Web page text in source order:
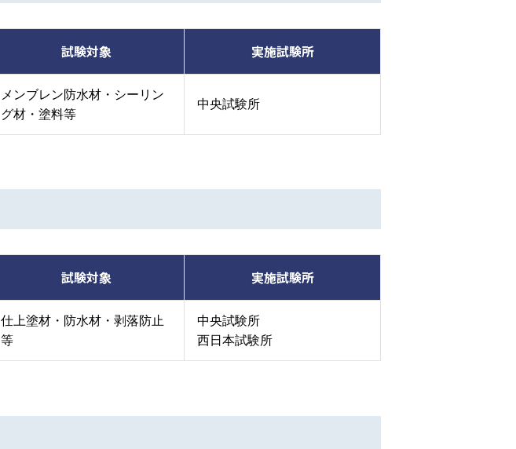
試験対象 実施試験所
メンブレン防水材・シーリン
グ材・塗料等
中央試験所
試験対象 実施試験所
仕上塗材・防水材・剥落防止
等
中央試験所
西日本試験所